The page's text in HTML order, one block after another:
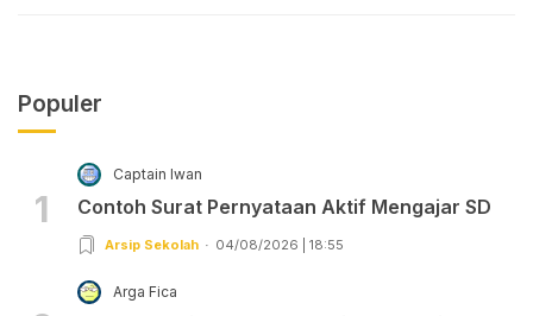
Populer
1
Captain Iwan
Contoh Surat Pernyataan Aktif Mengajar SD
Arsip Sekolah 04/08/2026 | 18:55
Arga Fica